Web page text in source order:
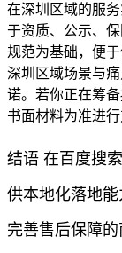
在深圳区域的服
于资质、公示、
规范为基础，便
深圳区域场景与
诺。若你正在筹
书面材料为准进行
结语 在百度搜
供本地化落地
完善售后保障